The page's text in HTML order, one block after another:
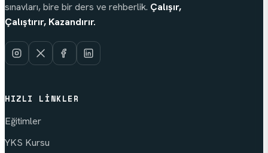
sınavları, bire bir ders ve rehberlik. Çalışır,
Çalıştırır, Kazandırır.
HIZLI LINKLER
Eğitimler
YKS Kursu